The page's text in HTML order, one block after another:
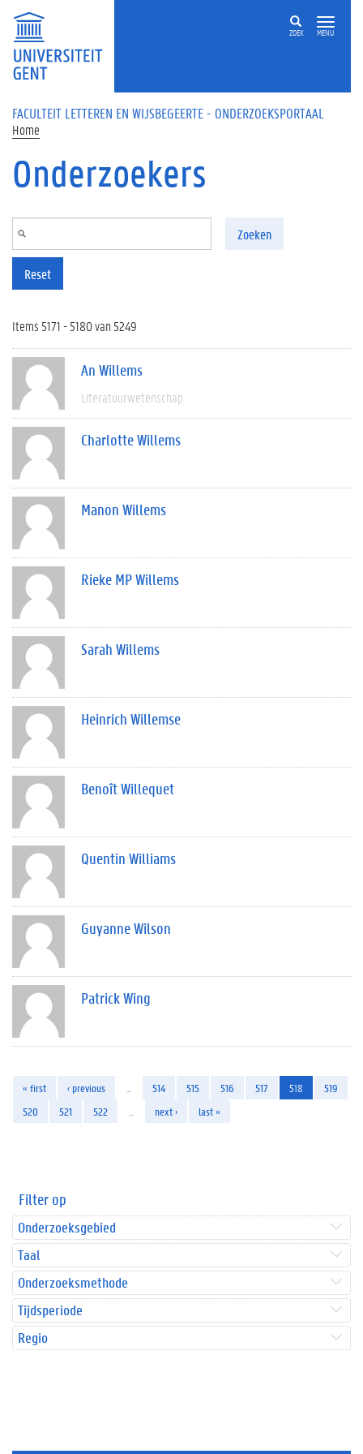
Overslaan en naar de inhoud gaan
ZOEK MENU
FACULTEIT LETTEREN EN WIJSBEGEERTE - ONDERZOEKSPORTAAL
Home
Onderzoekers
Zoeken
Reset
Items 5171 - 5180 van 5249
An Willems
Literatuurwetenschap
Charlotte Willems
Manon Willems
Rieke MP Willems
Sarah Willems
Heinrich Willemse
Benoît Willequet
Quentin Williams
Guyanne Wilson
Patrick Wing
« first ‹ previous 514 515 516 517 518
519
520
521 522 next › last »
Filter op
Onderzoeksgebied
Taal
Onderzoeksmethode
Tijdsperiode
Regio